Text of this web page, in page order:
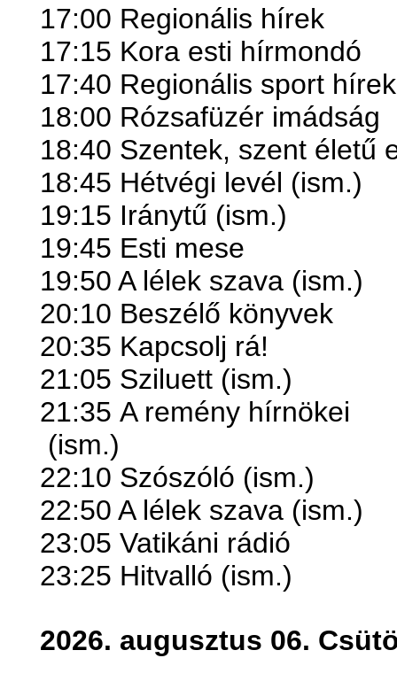
17:00 Regionális hírek
17:15 Kora esti hírmondó
17:40 Regionális sport hírek
18:00 Rózsafüzér imádság
18:40 Szentek, szent életű
18:45 Hétvégi levél (ism.)
19:15 Iránytű (ism.)
19:45 Esti mese
19:50 A lélek szava (ism.)
20:10 Beszélő könyvek
20:35 Kapcsolj rá!
21:05 Sziluett (ism.)
21:35 A remény hírnökei
(ism.)
22:10 Szószóló (ism.)
22:50 A lélek szava (ism.)
23:05 Vatikáni rádió
23:25 Hitvalló (ism.)
2026. augusztus 06.